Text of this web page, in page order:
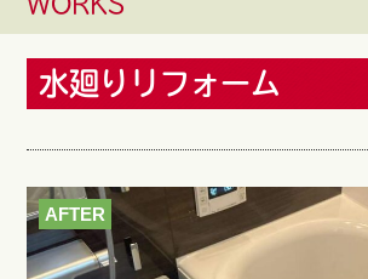
水廻りリフォーム
AFTER